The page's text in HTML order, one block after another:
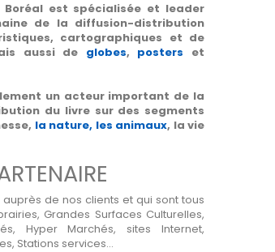
Boréal est spécialisée et leader
de la diffusion-distribution
cartographiques et de
aussi de globes, posters et
un acteur important de la
du livre sur des segments
la nature, les animaux, la vie
de nos clients et qui sont tous
Grandes Surfaces Culturelles,
Hyper Marchés, sites Internet,
Stations services…